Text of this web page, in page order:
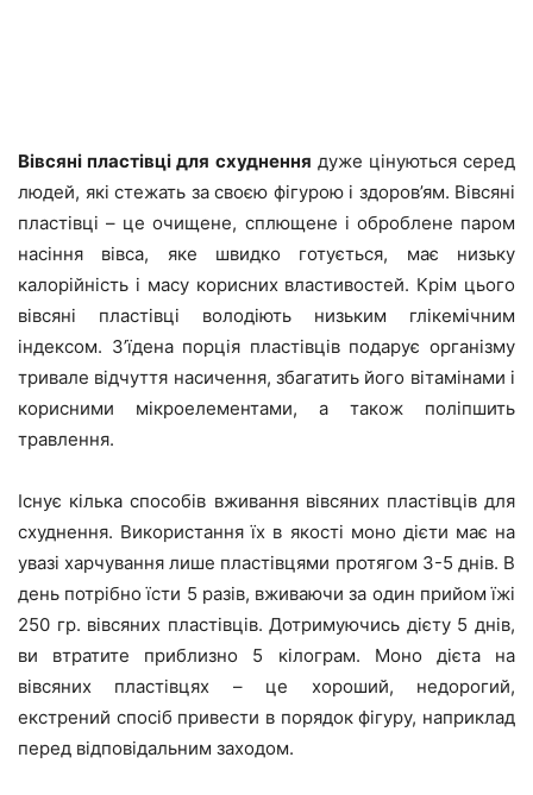
Вівсяні пластівці для схуднення дуже цінуються серед
людей, які стежать за своєю фігурою і здоров’ям. Вівсяні
пластівці – це очищене, сплющене і оброблене паром
насіння вівса, яке швидко готується, має низьку
калорійність і масу корисних властивостей. Крім цього
вівсяні пластівці володіють низьким глікемічним
індексом. З’їдена порція пластівців подарує організму
тривале відчуття насичення, збагатить його вітамінами і
корисними мікроелементами, а також поліпшить
травлення.
Існує кілька способів вживання вівсяних пластівців для
схуднення. Використання їх в якості моно дієти має на
увазі харчування лише пластівцями протягом 3-5 днів. В
день потрібно їсти 5 разів, вживаючи за один прийом їжі
250 гр. вівсяних пластівців. Дотримуючись дієту 5 днів,
ви втратите приблизно 5 кілограм. Моно дієта на
вівсяних пластівцях – це хороший, недорогий,
екстрений спосіб привести в порядок фігуру, наприклад
перед відповідальним заходом.